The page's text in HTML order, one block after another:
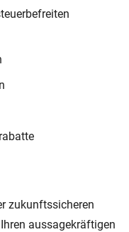
zukunftssicheren
aussagekräftigen